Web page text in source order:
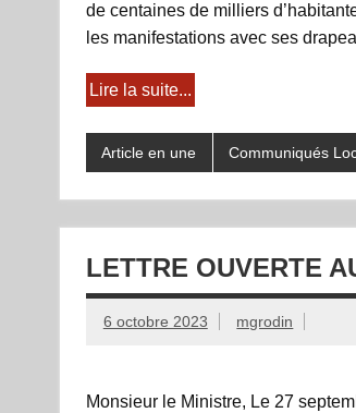
de centaines de milliers
les manifestations avec ses
Lire la suite...
Article en une Communiqués
LETTRE OUVERTE
6 octobre 2023 mgrodin
Monsieur le Ministre, Le 27